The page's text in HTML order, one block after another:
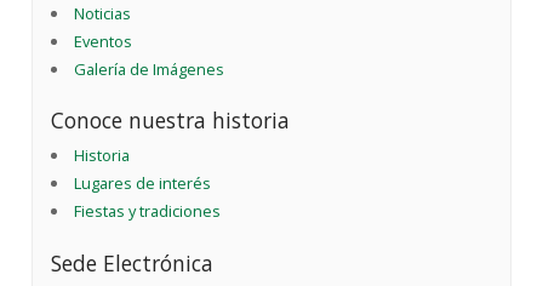
Noticias
Eventos
Galería de Imágenes
Conoce nuestra historia
Historia
Lugares de interés
Fiestas y tradiciones
Sede Electrónica